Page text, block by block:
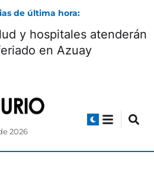
de última hora:
y hospitales atenderán
en Azuay
2026